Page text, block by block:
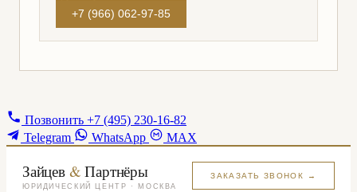
+7 (966) 062-97-85
Позвонить +7 (495) 230-16-82
Telegram
WhatsApp MAX
Зайцев & Партнёры
ЮРИДИЧЕСКИЙ ЦЕНТР · МОСКВА
ЗАКАЗАТЬ ЗВОНОК →